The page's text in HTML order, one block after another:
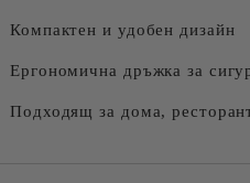
Компактен и удобен дизайн
Ергономична дръжка за
Подходящ за дома,